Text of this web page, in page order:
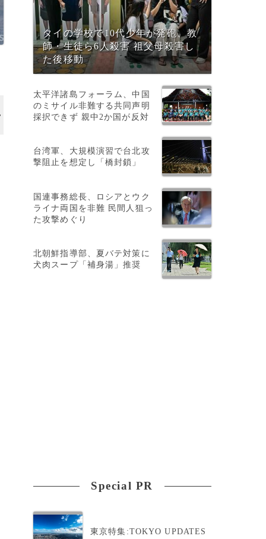
タイの学校で10代少年が発砲、教
師・生徒ら6人殺害 祖父母殺害し
た後移動
太平洋諸島フォーラム、中国
のミサイル非難する共同声明
採択できず 親中2か国が反対
台湾軍、大規模演習で台北攻
撃阻止を想定し「橋封鎖」
国連事務総長、ロシアとウク
ライナ両国を非難 民間人狙っ
た攻撃めぐり
北朝鮮指導部、夏バテ対策に
犬肉スープ「補身湯」推奨
Special PR
東京特集:TOKYO UPDATES